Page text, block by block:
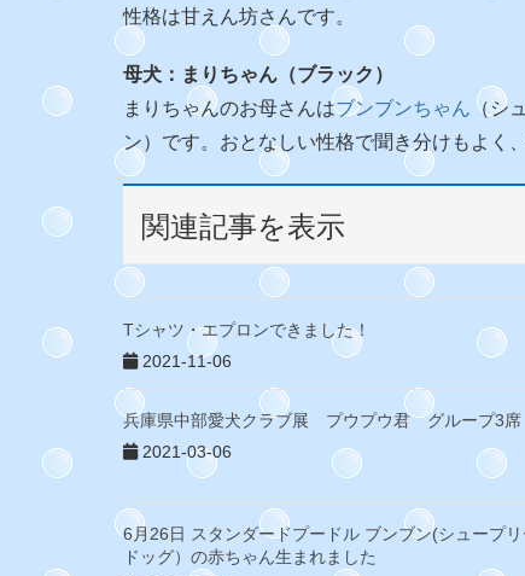
性格は甘えん坊さんです。
母犬：まりちゃん（ブラック）
まりちゃんのお母さんはブンブンちゃん （シ
ン）です。おとなしい性格で聞き分けもよく
関連記事を表示
Tシャツ・エプロンできました！
2021-11-06
兵庫県中部愛犬クラブ展 プウプウ君 グループ3席
2021-03-06
6月26日 スタンダードプードル ブンブン(シュープ
ドッグ）の赤ちゃん生まれました